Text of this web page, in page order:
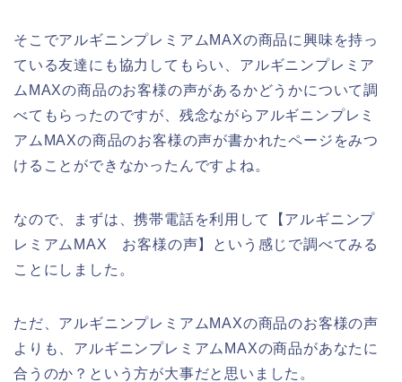
そこでアルギニンプレミアムMAXの商品に興味を持っ
ている友達にも協力してもらい、アルギニンプレミア
ムMAXの商品のお客様の声があるかどうかについて調
べてもらったのですが、残念ながらアルギニンプレミ
アムMAXの商品のお客様の声が書かれたページをみつ
けることができなかったんですよね。
なので、まずは、携帯電話を利用して【アルギニンプ
レミアムMAX お客様の声】という感じで調べてみる
ことにしました。
ただ、アルギニンプレミアムMAXの商品のお客様の声
よりも、アルギニンプレミアムMAXの商品があなたに
合うのか？という方が大事だと思いました。